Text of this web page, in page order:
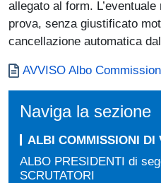
allegato al form.
prova, senza giustificato
cancellazione automatica
Document
AVVISO Albo
Naviga la sezione
ALBI COMMISSIONI DI
ALBO PRESIDENTI di
SCRUTATORI